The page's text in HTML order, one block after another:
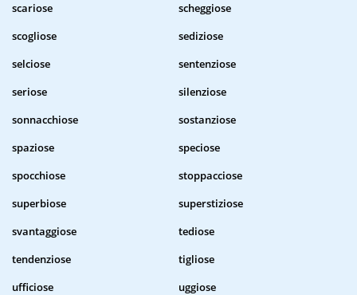
scariose
scheggiose
scogliose
sediziose
selciose
sentenziose
seriose
silenziose
sonnacchiose
sostanziose
spaziose
speciose
spocchiose
stoppacciose
superbiose
superstiziose
svantaggiose
tediose
tendenziose
tigliose
ufficiose
uggiose